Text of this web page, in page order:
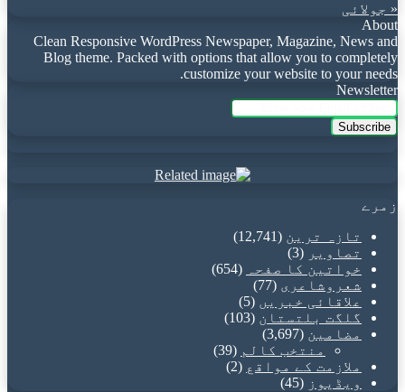
« جولائی
About
Clean Responsive WordPress Newspaper, Magazine, News and
Blog theme. Packed with options that allow you to completely
customize your website to your needs.
Newsletter
Enter
your
Email
زمرے
تازہ ترین (12,741)
تصاویر (3)
خواتین کا صفحہ
(654)
شعروشاعری (77)
علاقائی خبریں (5)
گلگت بلتستان (103)
مضامین (3,697)
منتخب کالم (39)
ملازمت کے مواقع (2)
ویڈیوز (45)